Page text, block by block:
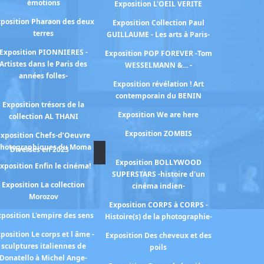
émotions
Pharaon des deux
terres
Exposition PIONNIERES -
Artistes dans le Paris des
années folles-
Exposition trésors de la
collection AL THANI
Chefs-d’Oeuvre
du Moma
Enfin le cinéma!
Exposition La collection
Morozov
L'empire des sens
Le corps et l âme -
sculptures italiennes de
Donatello à Michel Ange-
Exposition L'OEIL VERITE
Exposition Collection Paul
GUILLAUME - Les arts à Paris-
Exposition POP FOREVER -Tom
WESSELMANN &... -
Exposition révélation ! Art
contemporain du BENIN
Exposition We are here
Exposition ZOMBIS
Diverses en 2023
Exposition BOLLYWOOD
SUPERSTARS -histoire d'un
cinéma indien-
Exposition CORPS à CORPS -
Histoire(s) de la photographie-
Exposition Des cheveux et des
poils